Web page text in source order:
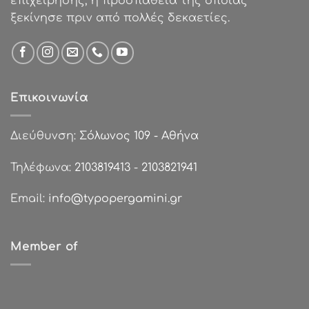
ξεκίνησε πριν από πολλές δεκαετίες.
Επικοινωνία
Διεύθυνση: Σόλωνος 109 - Αθήνα
Τηλέφωνα: 2103819413 - 2103821941
Email: info@typopergamini.gr
Member of